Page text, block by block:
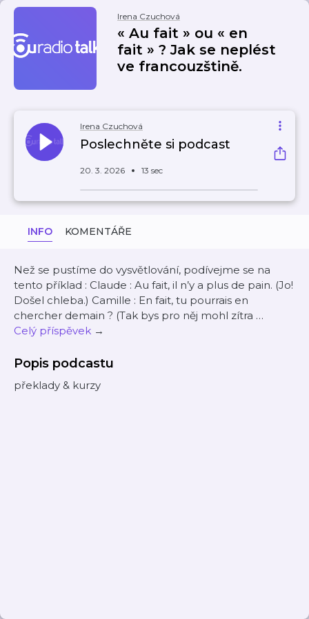
Irena Czuchová
« Au fait » ou « en
fait » ? Jak se neplést
ve francouzštině.
Irena Czuchová
Poslechněte si podcast
20. 3. 2026 13 sec
INFO KOMENTÁŘE
Než se pustíme do vysvětlování, podívejme se na
tento příklad : Claude : Au fait, il n’y a plus de pain. (Jo!
Došel chleba.) Camille : En fait, tu pourrais en
chercher demain ? (Tak bys pro něj mohl zítra …
Celý příspěvek →
Popis podcastu
překlady & kurzy